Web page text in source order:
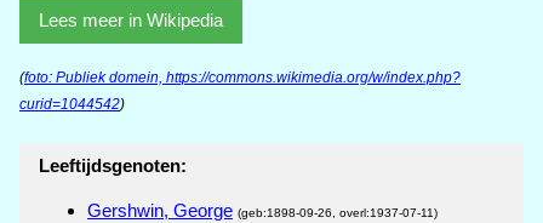
Lees meer in Wikipedia
(foto: Publiek domein, https://commons.wikimedia.org/w/index.php?
curid=1044542)
Leeftijdsgenoten:
Gershwin, George (geb:1898-09-26, overl:1937-07-11)